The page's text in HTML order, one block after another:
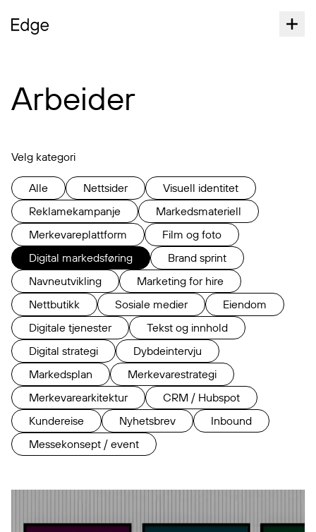
Arbeider
Velg kategori
Alle Nettsider
Visuell identitet
Reklamekampanje
Markedsmateriell
Merkevareplattform
Film og foto
Digital markedsføring
Brand sprint
Navneutvikling
Marketing for hire
Nettbutikk
Sosiale medier
Eiendom
Digitale tjenester
Tekst og innhold
Digital strategi
Dybdeintervju
Markedsplan
Merkevarestrategi
Merkevarearkitektur
CRM / Hubspot
Kundereise
Nyhetsbrev
Inbound
Messekonsept / event